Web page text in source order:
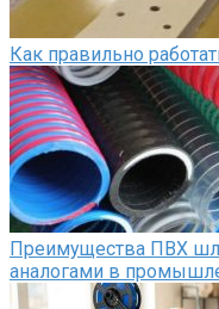
Как правильно
Преимущества ПВХ
аналогами в